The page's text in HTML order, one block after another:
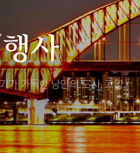
TV속 고양 나들이
야경 나들이
자전거 나들이
도보관광 나들이
DMZ평화의길
축제/행사
고양관광정보센터 소개
층별안내
편의시설
오시는길
고양시관광협의회
사
가 가득한낭만의 도시, 고양